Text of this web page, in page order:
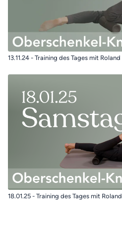
13.11.24 - Training des Tages mit Roland
18.01.25 - Training des Tages mit Roland